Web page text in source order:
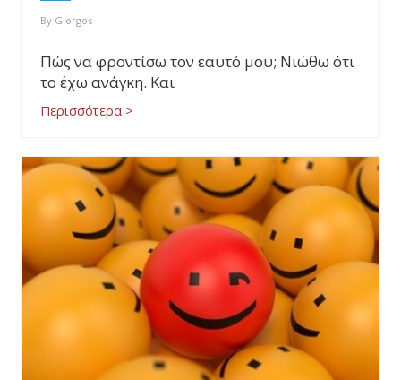
By Giorgos
Πώς να φροντίσω τον εαυτό μου; Νιώθω ότι
το έχω ανάγκη. Και
Περισσότερα >